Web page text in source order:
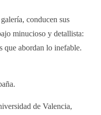
conducen sus
minucioso y detallista:
que abordan lo inefable.
de Valencia,